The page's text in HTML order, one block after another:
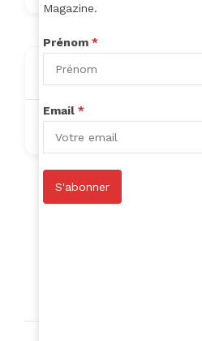
About
Nothing to show!
Magazine.
Prénom *
Email *
S'abonner